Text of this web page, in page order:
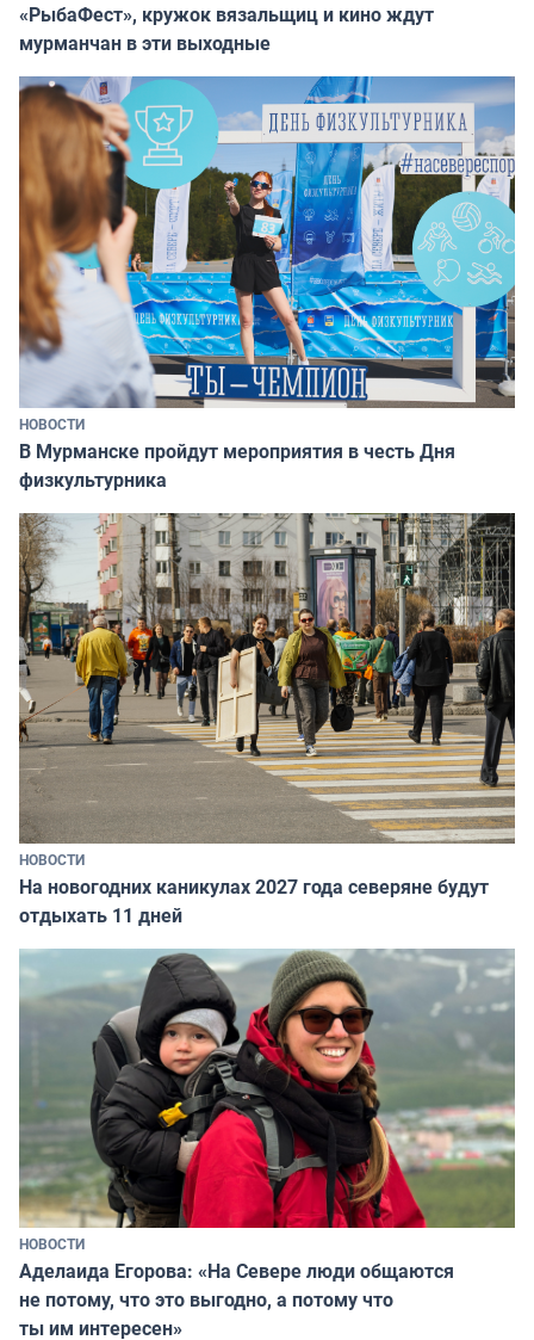
«РыбаФест», кружок вязальщиц и кино ждут
мурманчан в эти выходные
НОВОСТИ
В Мурманске пройдут мероприятия в честь Дня
физкультурника
НОВОСТИ
На новогодних каникулах 2027 года северяне будут
отдыхать 11 дней
НОВОСТИ
Аделаида Егорова: «На Севере люди общаются
не потому, что это выгодно, а потому что
ты им интересен»